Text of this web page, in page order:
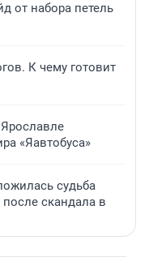
от набора петель
К чему готовит
«Яавтобуса»
судьба
скандала в